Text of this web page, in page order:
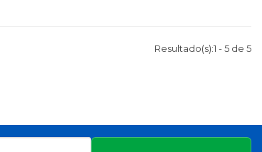
Resultado(s):1 -5 de 5